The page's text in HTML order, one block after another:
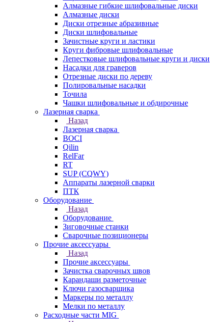
Алмазные гибкие шлифовальные диски
Алмазные диски
Диски отрезные абразивные
Диски шлифовальные
Зачистные круги и ластики
Круги фибровые шлифовальные
Лепестковые шлифовальные круги и диски
Насадки для граверов
Отрезные диски по дереву
Полировальные насадки
Точила
Чашки шлифовальные и обдирочные
Лазерная сварка
Назад
Лазерная сварка
BOCI
Qilin
RelFar
RT
SUP (CQWY)
Аппараты лазерной сварки
ПТК
Оборудование
Назад
Оборудование
Зиговочные станки
Сварочные позиционеры
Прочие аксессуары
Назад
Прочие аксессуары
Зачистка сварочных швов
Карандаши разметочные
Ключи газосварщика
Маркеры по металлу
Мелки по металлу
Расходные части MIG